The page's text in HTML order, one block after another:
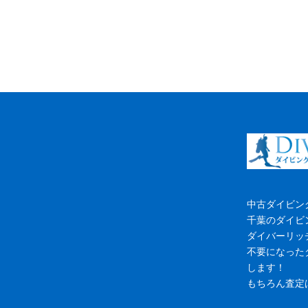
中古ダイビン
千葉のダイビ
ダイバーリ
不要になった
します！
もちろん査定